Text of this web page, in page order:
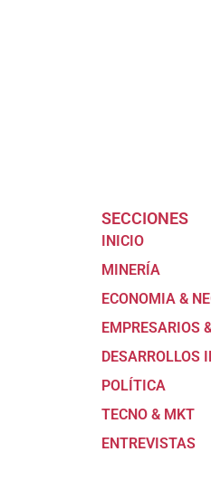
SECCIONES
INICIO
MINERÍA
ECONOMIA &
EMPRESARIOS
DESARROLLOS
POLÍTICA
TECNO & MKT
ENTREVISTAS